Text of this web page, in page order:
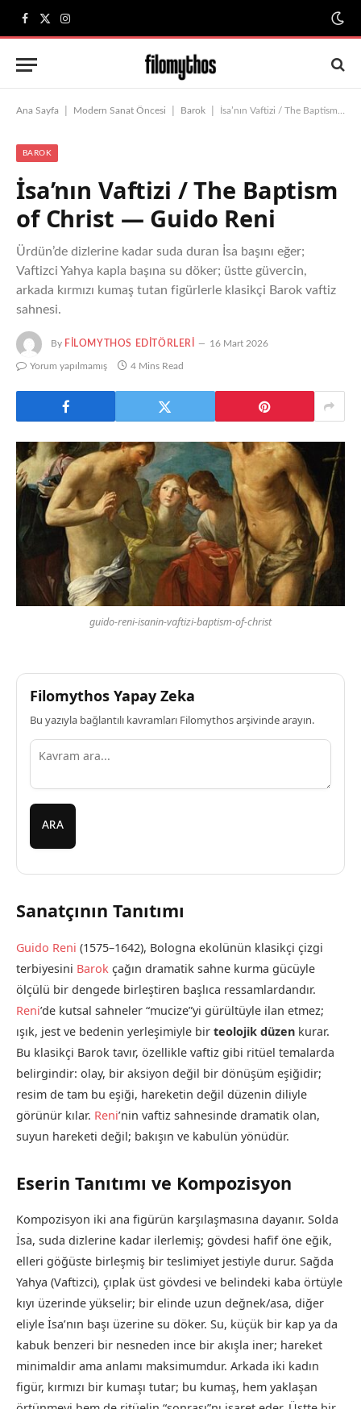
Facebook
X
(Twitter)
Instagram
Ana Sayfa Modern Sanat Öncesi Barok İsa’nın Vaftizi / The Baptism of Christ — Guido Reni
BAROK
İsa’nın Vaftizi / The Baptism
of Christ — Guido Reni
Ürdün’de dizlerine kadar suda duran İsa başını eğer;
Vaftizci Yahya kapla başına su döker; üstte güvercin,
arkada kırmızı kumaş tutan figürlerle klasikçi Barok vaftiz
sahnesi.
By FILOMYTHOS EDITÖRLERI 16 Mart 2026
Yorum yapılmamış 4 Mins Read
guido-reni-isanin-vaftizi-baptism-of-christ
Filomythos Yapay Zeka
Bu yazıyla bağlantılı kavramları Filomythos arşivinde arayın.
ARA
Sanatçının Tanıtımı
Guido Reni (1575–1642), Bologna ekolünün klasikçi çizgi
terbiyesini Barok çağın dramatik sahne kurma gücüyle
ölçülü bir dengede birleştiren başlıca ressamlardandır.
Reni’de kutsal sahneler “mucize”yi gürültüyle ilan etmez;
ışık, jest ve bedenin yerleşimiyle bir teolojik düzen kurar.
Bu klasikçi Barok tavır, özellikle vaftiz gibi ritüel temalarda
belirgindir: olay, bir aksiyon değil bir dönüşüm eşiğidir;
resim de tam bu eşiği, hareketin değil düzenin diliyle
görünür kılar. Reni’nin vaftiz sahnesinde dramatik olan,
suyun hareketi değil; bakışın ve kabulün yönüdür.
Eserin Tanıtımı ve Kompozisyon
Kompozisyon iki ana figürün karşılaşmasına dayanır. Solda
İsa, suda dizlerine kadar ilerlemiş; gövdesi hafif öne eğik,
elleri göğüste birleşmiş bir teslimiyet jestiyle durur. Sağda
Yahya (Vaftizci), çıplak üst gövdesi ve belindeki kaba örtüyle
kıyı üzerinde yükselir; bir elinde uzun değnek/asa, diğer
eliyle İsa’nın başı üzerine su döker. Su, küçük bir kap ya da
kabuk benzeri bir nesneden ince bir akışla iner; hareket
minimaldir ama anlamı maksimumdur. Arkada iki kadın
figür, kırmızı bir kumaşı tutar; bu kumaş, hem yaklaşan